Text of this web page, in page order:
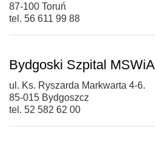
87-100 Toruń
tel. 56 611 99 88
Bydgoski Szpital MSWiA
ul. Ks. Ryszarda Markwarta 4-6.
85-015 Bydgoszcz
tel. 52 582 62 00